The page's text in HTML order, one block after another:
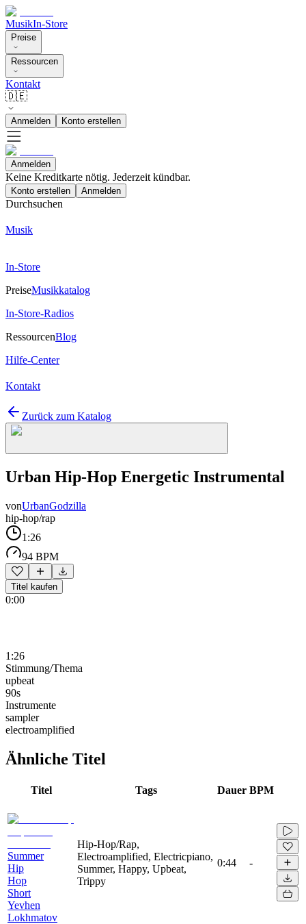
MusikIn-Store
Preise
Ressourcen
Kontakt
🇩🇪
Anmelden Konto erstellen
Anmelden
Keine Kreditkarte nötig. Jederzeit kündbar.
Konto erstellen Anmelden
Durchsuchen
Musik
In-Store
PreiseMusikkatalog
In-Store-Radios
RessourcenBlog
Hilfe-Center
Kontakt
Zurück zum Katalog
Urban Hip-Hop Energetic Instrumental
vonUrbanGodzilla
hip-hop/rap
1:26
94 BPM
Titel kaufen
0:00
1:26
Stimmung/Thema
upbeat
90s
Instrumente
sampler
electroamplified
Ähnliche Titel
Titel Tags Dauer BPM
Summer
Hip
Hop
Short
Yevhen
Lokhmatov
Hip-Hop/Rap,
Electroamplified, Electricpiano,
Summer, Happy, Upbeat,
Trippy
0:44 -